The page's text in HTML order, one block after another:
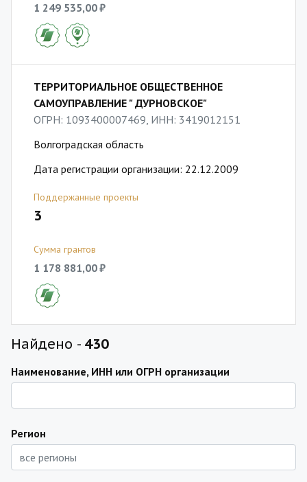
1 249 535,00 ₽
ТЕРРИТОРИАЛЬНОЕ ОБЩЕСТВЕННОЕ
САМОУПРАВЛЕНИЕ " ДУРНОВСКОЕ"
ОГРН: 1093400007469, ИНН: 3419012151
Волгоградская область
Дата регистрации организации: 22.12.2009
Поддержанные проекты
3
Сумма грантов
1 178 881,00 ₽
Найдено - 430
Наименование, ИНН или ОГРН организации
Регион